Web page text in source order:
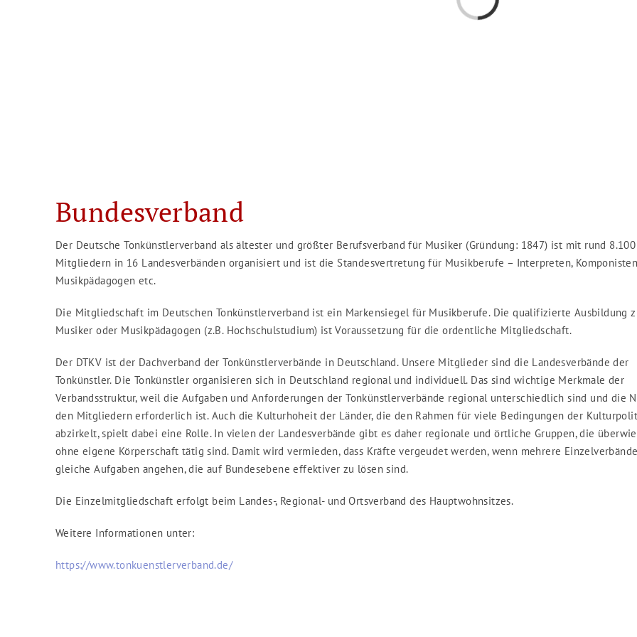
Bundesverband
Der Deutsche Tonkünstlerverband als ältester und größter Berufsverband für Musiker (Gründung: 1847) ist mit rund 8.100
Mitgliedern in 16 Landesverbänden organisiert und ist die Standesvertretung für Musikberufe – Interpreten,
Musikpädagogen etc.
Die Mitgliedschaft im Deutschen Tonkünstlerverband ist ein Markensiegel für Musikberufe. Die qualifizierte Ausbildung
Musiker oder Musikpädagogen (z.B. Hochschulstudium) ist Voraussetzung für die ordentliche Mitgliedschaft.
Der DTKV ist der Dachverband der Tonkünstlerverbände in Deutschland. Unsere Mitglieder sind die Landesverbände der
Tonkünstler. Die Tonkünstler organisieren sich in Deutschland regional und individuell. Das sind wichtige Merkmale der
Verbandsstruktur, weil die Aufgaben und Anforderungen der Tonkünstlerverbände regional unterschiedlich sind und die
den Mitgliedern erforderlich ist. Auch die Kulturhoheit der Länder, die den Rahmen für viele Bedingungen der
abzirkelt, spielt dabei eine Rolle. In vielen der Landesverbände gibt es daher regionale und örtliche Gruppen, die
ohne eigene Körperschaft tätig sind. Damit wird vermieden, dass Kräfte vergeudet werden, wenn mehrere Einzelverbände
gleiche Aufgaben angehen, die auf Bundesebene effektiver zu lösen sind.
Die Einzelmitgliedschaft erfolgt beim Landes-, Regional- und Ortsverband des Hauptwohnsitzes.
Weitere Informationen unter:
https://www.tonkuenstlerverband.de/